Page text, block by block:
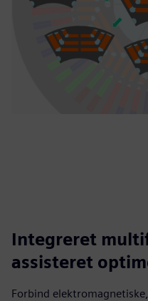
Integreret
assisteret
Forbind